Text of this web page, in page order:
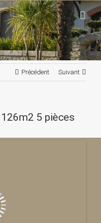
Précédent Suivant
5 pièces